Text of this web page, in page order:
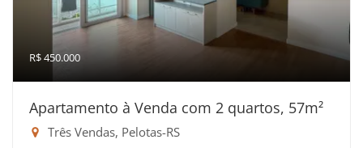
R$ 450.000
Apartamento à Venda com 2 quartos, 57m²
Três Vendas, Pelotas-RS